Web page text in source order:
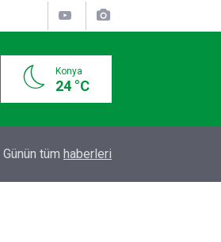
Konya
24 °C
BİZİMLE BİRLİKTE GEÇİRİYOR”
Günün tüm haberleri